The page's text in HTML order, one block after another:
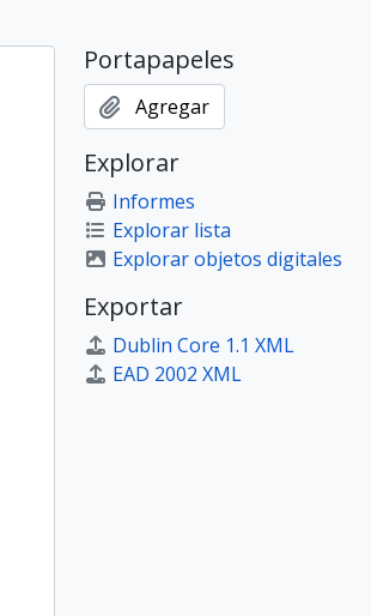
Portapapeles
Agregar
Explorar
Informes
Explorar lista
Explorar objetos digitales
Exportar
Dublin Core 1.1 XML
EAD 2002 XML